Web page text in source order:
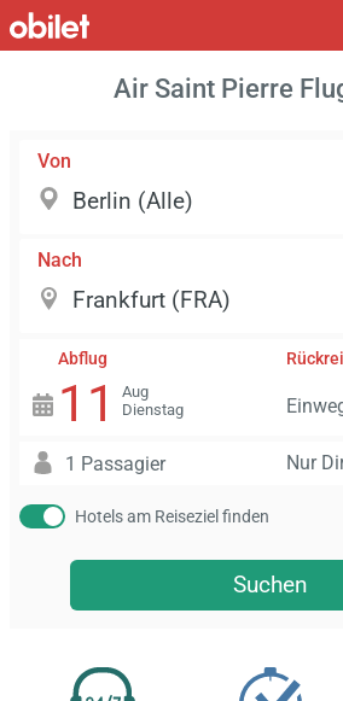
Air Saint Pierre
Von
Nach
Abflug
11
Aug
Dienstag
1 Passagier Nur
Hotels am Reiseziel finden
Suchen